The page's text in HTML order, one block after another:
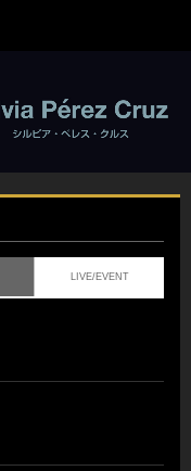
LIVE/EVENT